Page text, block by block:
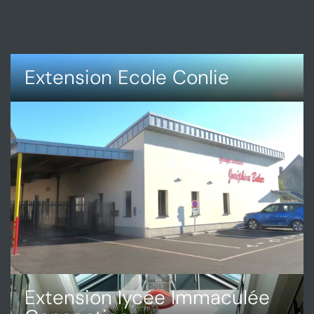
Extension Ecole Conlie
DÉCOUVRIR
EXTENSION
ECOLE
CONLIE
Extension lycée Immaculée